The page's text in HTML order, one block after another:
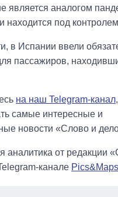
является аналогом
находится под
в Испании ввели
пассажиров,
на наш Telegram-канал
самые интересные и
новости «Слово и
аналитика от редакции
канале Pics&Maps